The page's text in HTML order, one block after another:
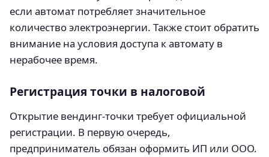
если автомат потребляет значительное
количество электроэнергии. Также стоит обратить
внимание на условия доступа к автомату в
нерабочее время.
Регистрация точки в налоговой
Открытие вендинг-точки требует официальной
регистрации. В первую очередь,
предприниматель обязан оформить ИП или ООО.